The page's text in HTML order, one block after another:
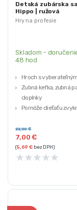
Hry na profesie
Detská zubárska
Hippo | ružová
Skladom -
48 hod
Hroch s
Zubná kefka, zubná
doplnky
Pomôže dieťaťu
Stimuluje kreativitu
podporuje rozvoj
7,00€
22,00€
(5,69€ bez DPH)
★★★★★